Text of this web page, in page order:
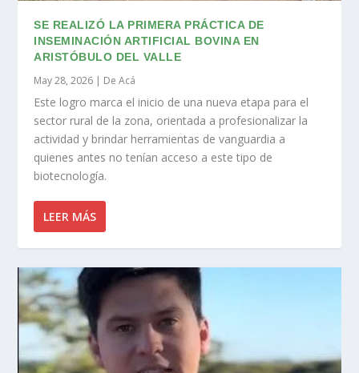
SE REALIZÓ LA PRIMERA PRÁCTICA DE
INSEMINACIÓN ARTIFICIAL BOVINA EN
ARISTÓBULO DEL VALLE
May 28, 2026 | De Acá
Este logro marca el inicio de una nueva etapa para el
sector rural de la zona, orientada a profesionalizar la
actividad y brindar herramientas de vanguardia a
quienes antes no tenían acceso a este tipo de
biotecnología.
LEER MÁS